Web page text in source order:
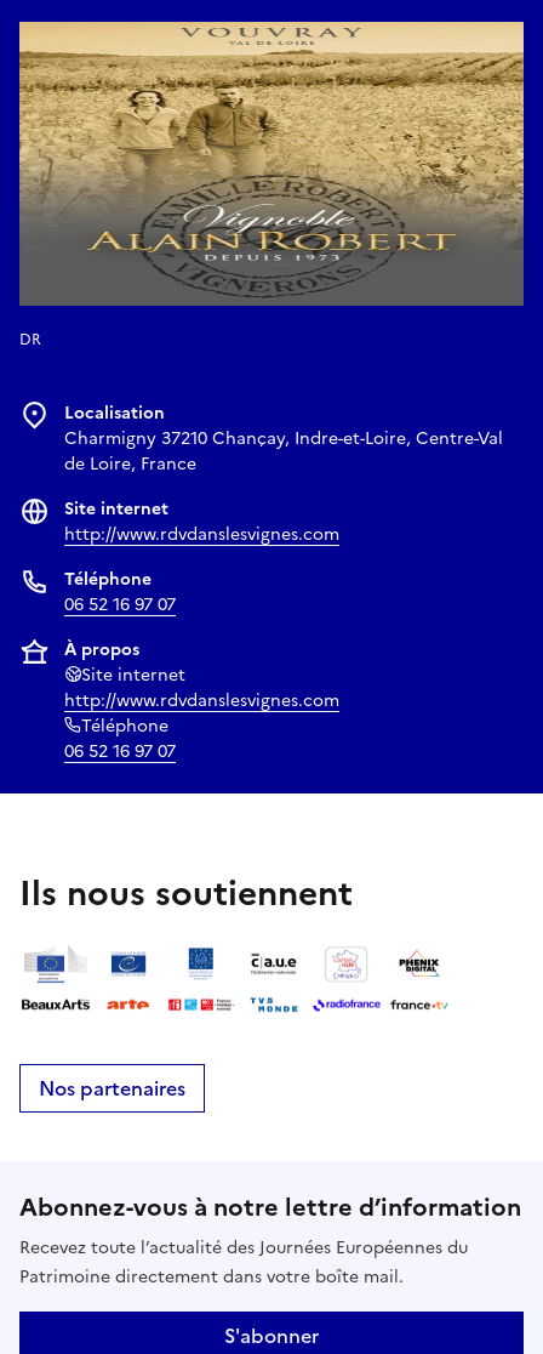
macaron de Cormery... soit une douzaine de bouchées au
total) en accord avec les vins - un moment convivial et
gourmand attendu par tous, pendant lequel vous aurez
l'occasion de goûter toutes les couleurs et tous les styles de
vin (pétillant, rouge, rosé, blanc sec et moelleux) !
Cette visite complète est proposée à la fois aux débutants et
aux amateurs de vin (nous avons déjà reçu des sommeliers
américains sur cette visite). Notre discours s'adapte, par
conséquent, aux connaissances de chacun.
Dans le cas de contraintes alimentaires (régime végétarien,
savoir à l'avance afin que nous puissions adapter les mets
au gluten, nous vous recommandons d'apporter votre
propre pain (nous ferons notre possible pour vous en servir,
mais il ne nous est pas toujours possible d'en trouver et d'en
acheter dans les jours précédents les dégustations).
Réserver
DR
Localisation
Charmigny 37210 Chançay, Indre-et-Loire, Centre-Val
de Loire, France
Site internet
http://www.rdvdanslesvignes.com
Téléphone
06 52 16 97 07
À propos
Site internet
http://www.rdvdanslesvignes.com
Téléphone
06 52 16 97 07
Ils nous soutiennent
Nos partenaires
Abonnez-vous à notre lettre d’information
Recevez toute l’actualité des Journées Européennes du
Patrimoine directement dans votre boîte mail.
S'abonner